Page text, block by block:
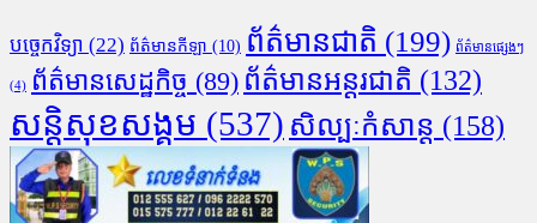
បច្ចេកវិទ្យា (22) ព័ត៌មានកីឡា (10) ព័ត៌មានជាតិ (199) ព័ត៌មានផ្សេងៗ
(4) ព័ត៌មានសេដ្ឋកិច្ច (89) ព័ត៌មានអន្តរជាតិ (132)
សន្តិសុខសង្គម (537) សិល្បៈកំសាន្ត (158)